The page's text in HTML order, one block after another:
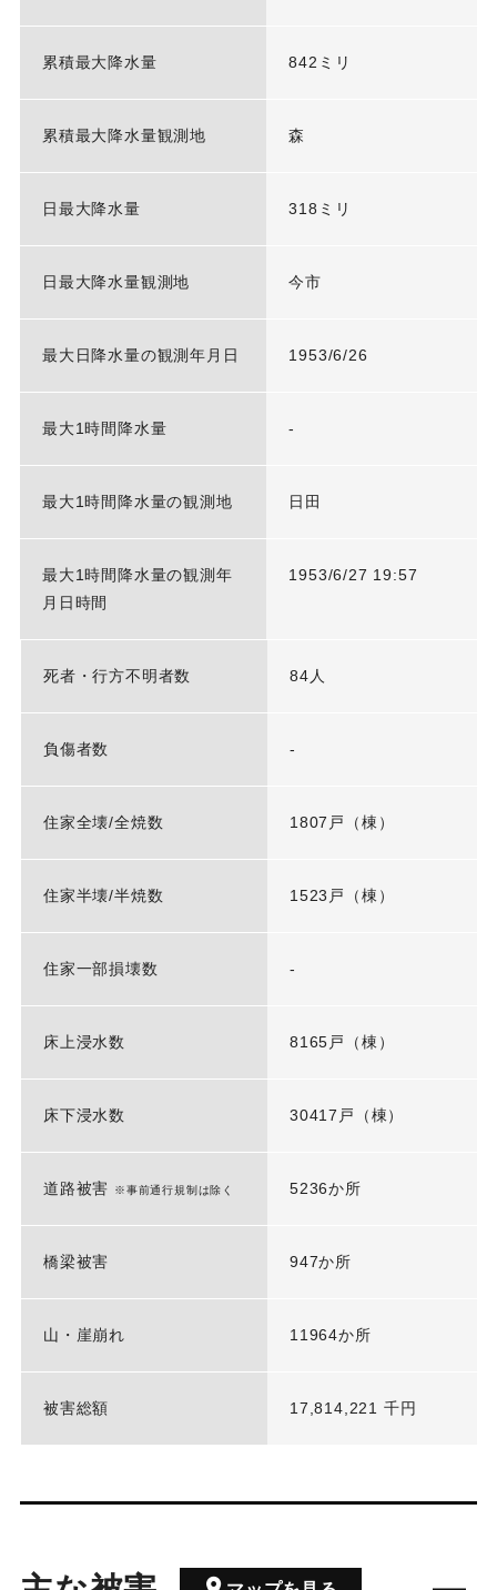
累積最大降水量 842ミリ
累積最大降水量観測地 森
日最大降水量 318ミリ
日最大降水量観測地 今市
最大日降水量の観測年月日 1953/6/26
最大1時間降水量 -
最大1時間降水量の観測地 日田
最大1時間降水量の観測年
月日時間
1953/6/27 19:57
死者・行方不明者数 84人
負傷者数 -
住家全壊/全焼数 1807戸（棟）
住家半壊/半焼数 1523戸（棟）
住家一部損壊数 -
床上浸水数 8165戸（棟）
床下浸水数 30417戸（棟）
道路被害 ※事前通行規制は除く 5236か所
橋梁被害 947か所
山・崖崩れ 11964か所
被害総額 17,814,221 千円